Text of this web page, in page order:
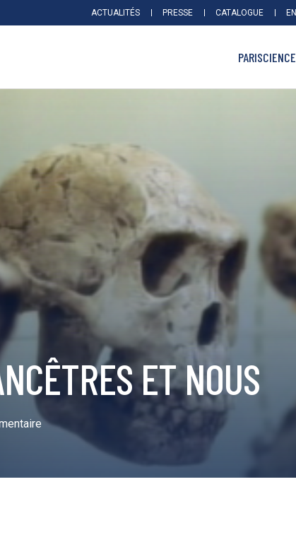
ACTUALITÉS PRESSE CATALOGUE EN
PARISCIENCE
ET NOUS